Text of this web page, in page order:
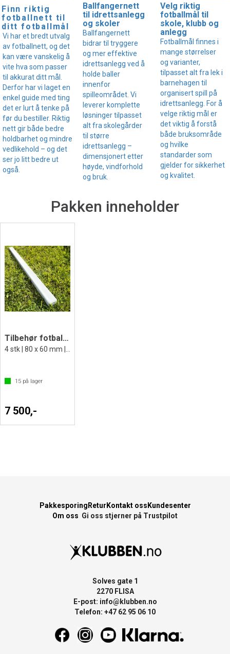
Finn riktig
fotballnett til
ditt fotballmål
Vi har et bredt utvalg
av fotballnett, og det
kan være vanskelig å
vite hva som passer
til akkurat ditt mål.
Derfor har vi laget en
enkel guide med ting
det er lurt å tenke på
før du bestiller. Riktig
nett gir både bedre
holdbarhet og mindre
vedlikehold – og det
ser jo litt bedre ut
også.
Ballfangernett
til idrettsanlegg
og skoler
Ballfangernett
bidrar til tryggere
og mer effektive
idrettsanlegg ved å
holde baller
innenfor
spilleområdet. Vi
leverer komplette
løsninger tilpasset
alt fra skolegårder
til større
idrettsanlegg –
dimensjonert etter
høyde, vindforhold
og bruk.
Velg riktig
fotballmål til
skole, klubb og
anlegg
Fotballmål finnes i
mange størrelser
og varianter,
tilpasset alt fra lek i
barnehagen til
organisert spill på
idrettsanlegg. For å
velge riktig mål er
det viktig å forstå
både bruksområde
og hvilke
standarder som
gjelder for sikkerhet
og kvalitet.
Pakken inneholder
Tilbehør fotballmål | Sikringsvekt
4 stk | 80 x 60 mm | 1 m | 48 kg
15 på lager
7 500,-
Pakkesporing Retur Kontakt oss Kundesenter
Om oss Gi oss stjerner på Trustpilot
Solves gate 1
2270 FLISA
E-post: info@klubben.no
Telefon: +47 62 95 06 10